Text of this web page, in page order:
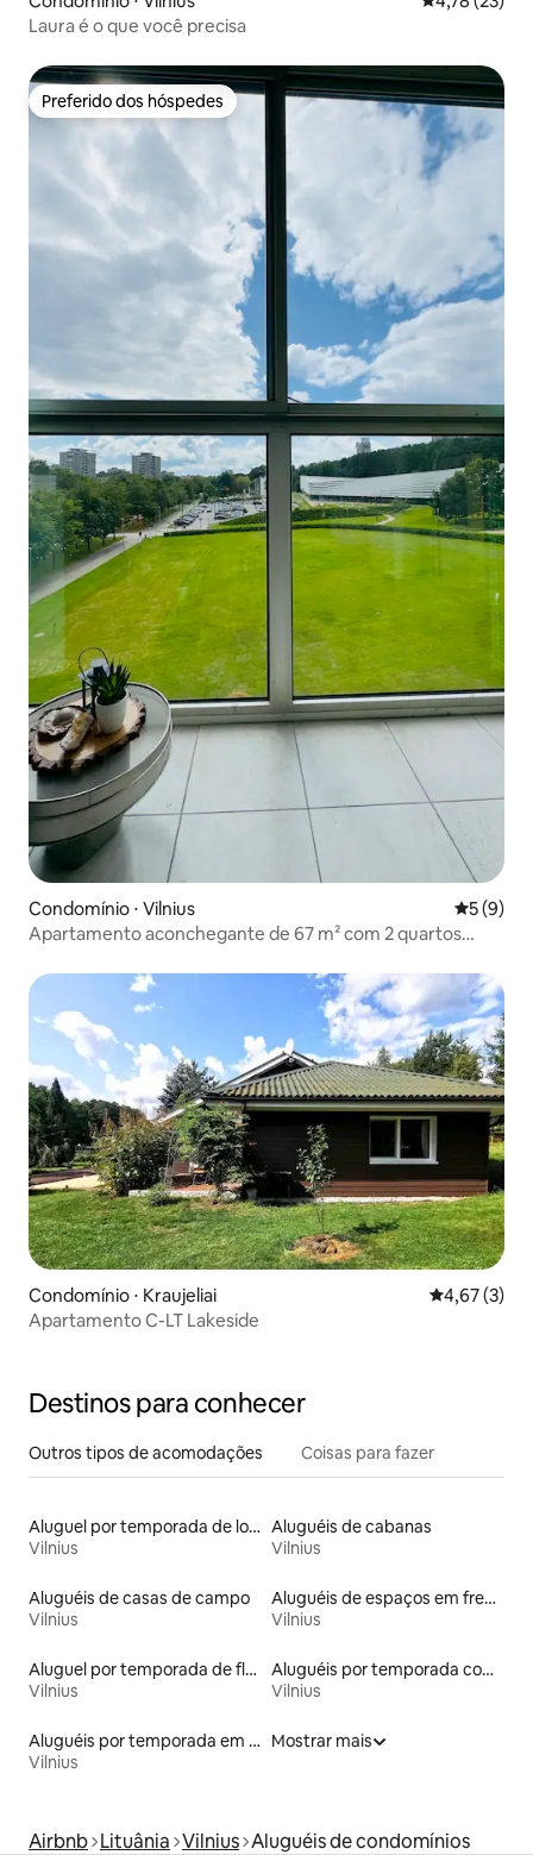
Laura é o que você precisa
Preferido dos hóspedes
Preferido dos hóspedes
Condomínio ⋅ Vilnius 5 de
5 (9)
Apartamento aconchegante de 67 m² com 2 quartos
Condomínio ⋅ Kraujeliai 4,67 de
4,67 (3)
Apartamento C-LT Lakeside
Destinos para conhecer
Outros tipos de acomodações Coisas para fazer
Aluguel por temporada de lofts
Vilnius
Aluguéis de cabanas
Vilnius
Aluguéis de casas de campo
Vilnius
Aluguéis de espaços em frente à praia
Vilnius
Aluguel por temporada de flats
Vilnius
Aluguéis por temporada com sauna
Vilnius
Aluguéis por temporada em albergue
Vilnius
Mostrar mais
Airbnb Lituânia Vilnius Aluguéis de condomínios